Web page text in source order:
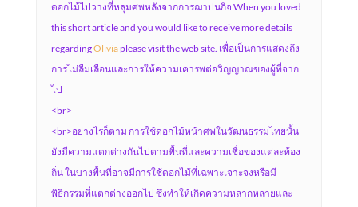
ดอกไม้ไปวางที่หลุมศพหลังจากการฌาปนกิจ When you loved
this short article and you would like to receive more details
regardingOliviaplease visit the web site. เพื่อเป็นการแสดงถึง
การไม่ลืมเลือนและการให้ความเคารพต่อวิญญาณของผู้ที่จาก
ไป
<br>
<br>อย่างไรก็ตาม การใช้ดอกไม้หน้าศพในวัฒนธรรมไทยนั้น
ยังมีความแตกต่างกันไปตามพื้นที่และความเชื่อของแต่ละท้อง
ถิ่น ในบางพื้นที่อาจมีการใช้ดอกไม้ที่เฉพาะเจาะจงหรือมี
พิธีกรรมที่แตกต่างออกไป ซึ่งทำให้เกิดความหลากหลายและ